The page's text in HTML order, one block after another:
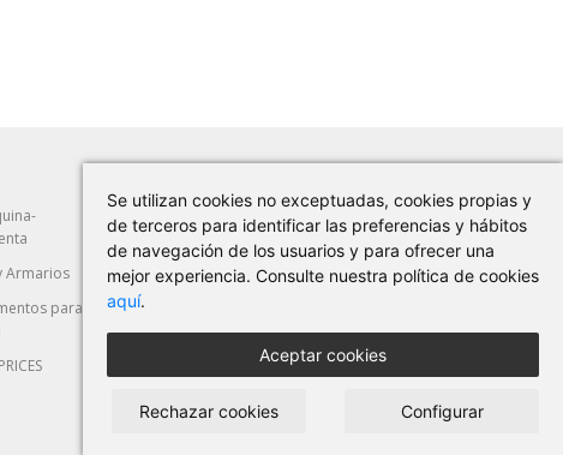
Se utilizan cookies no exceptuadas, cookies propias y
de terceros para identificar las preferencias y hábitos
de navegación de los usuarios y para ofrecer una
mejor experiencia. Consulte nuestra política de cookies
aquí.
Aceptar cookies
Rechazar cookies Configurar
Abrasión Herramientas Manuales
Armarios Máquina-Herramienta
Corte y Deformación
para
Seguridad Laboral